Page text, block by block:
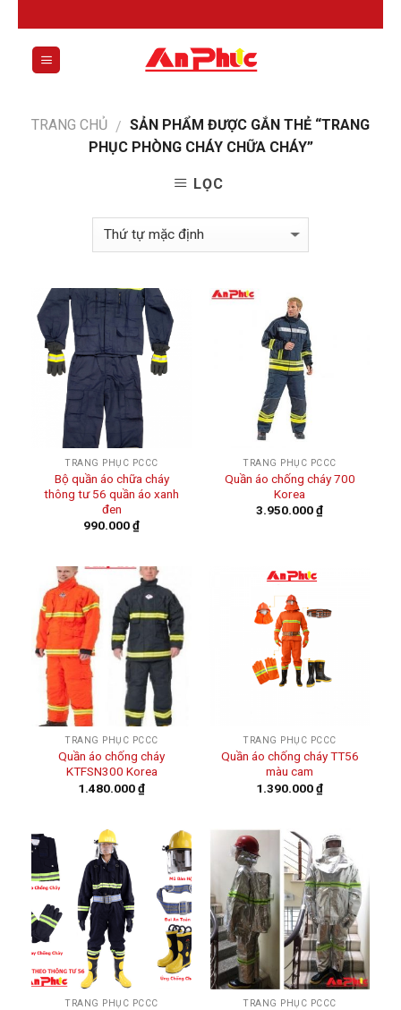
to
content
TRANG CHỦ / SẢN PHẨM ĐƯỢC GẮN THẺ “TRANG
PHỤC PHÒNG CHÁY CHỮA CHÁY”
LỌC
TRANG PHỤC PCCC
Bộ quần áo chữa cháy
thông tư 56 quần áo xanh
đen
990.000₫
TRANG PHỤC PCCC
Quần áo chống cháy 700
Korea
3.950.000₫
TRANG PHỤC PCCC
Quần áo chống cháy
KTFSN300 Korea
1.480.000₫
TRANG PHỤC PCCC
Quần áo chống cháy TT56
màu cam
1.390.000₫
TRANG PHỤC PCCC TRANG PHỤC PCCC